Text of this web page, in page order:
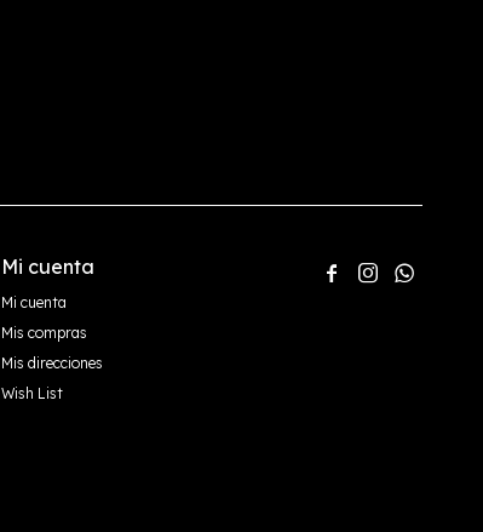
Mi cuenta
Mi cuenta
Mis compras
Mis direcciones
Wish List
  